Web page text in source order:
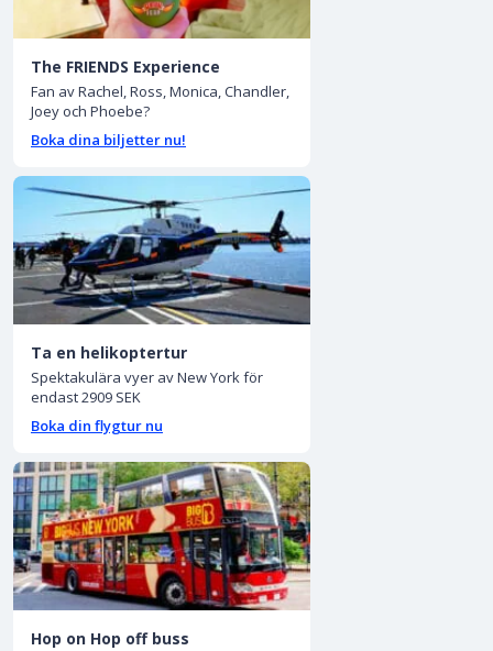
The FRIENDS Experience
Fan av Rachel, Ross, Monica, Chandler,
Joey och Phoebe?
Boka dina biljetter nu!
Ta en helikoptertur
Spektakulära vyer av New York för
endast 2909 SEK
Boka din flygtur nu
Hop on Hop off buss